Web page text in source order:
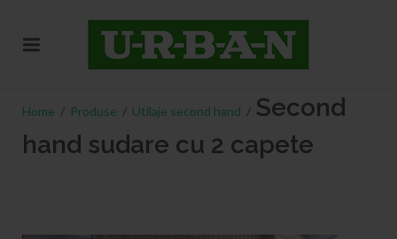
Home / Produse / Utilaje second hand / Second
hand sudare cu 2 capete